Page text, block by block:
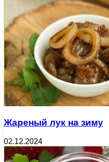
Жареный лук на зиму
02.12.2024